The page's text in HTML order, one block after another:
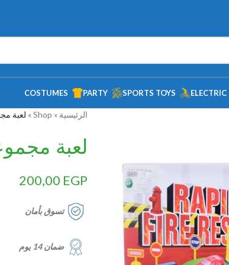
ELECTRIC
SPORTS TOYS
PARTY
COSTUMES
الرئيسية »
Shop
» لعبة
لعبة
200,00 EGP
تسوق بأمان
ضمان 14 يوم